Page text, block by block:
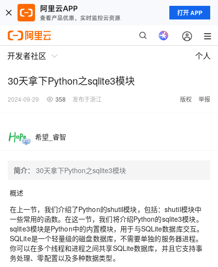
打开 APP
开发者社区 个人
30天拿下Python之sqlite3模块
2024-09-29 358 发布于浙江 版权 举报
希望_睿智
简介： 30天拿下Python之sqlite3模块
概述
在上一节，我们介绍了Python的shutil模块，包括：shutil模块中
一些常用的函数。在这一节，我们将介绍Python的sqlite3模块。
sqlite3模块是Python中的内置模块，用于与SQLite数据库交互。
SQLite是一个轻量级的磁盘数据库，不需要单独的服务器进程。
你可以在多个线程和进程之间共享SQLite数据库，并且它支持事
务处理、零配置以及多种数据类型。